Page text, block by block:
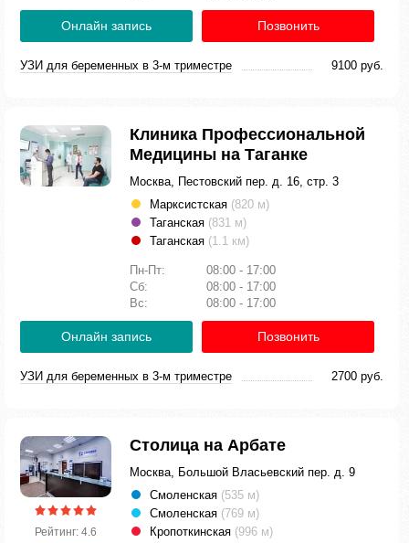
Онлайн запись Позвонить
УЗИ для беременных в 3-м триместре 9100 руб.
Клиника Профессиональной
Медицины на Таганке
Москва, Пестовский пер. д. 16, стр. 3
Марксистская (820 м)
Таганская (831 м)
Таганская (1.1 км)
Пн-Пт:
08:00 - 17:00
Сб:
08:00 - 17:00
Вс:
08:00 - 17:00
Онлайн запись Позвонить
УЗИ для беременных в 3-м триместре 2700 руб.
Рейтинг: 4.6
Столица на Арбате
Москва, Большой Власьевский пер. д. 9
Смоленская (535 м)
Смоленская (769 м)
Кропоткинская (996 м)